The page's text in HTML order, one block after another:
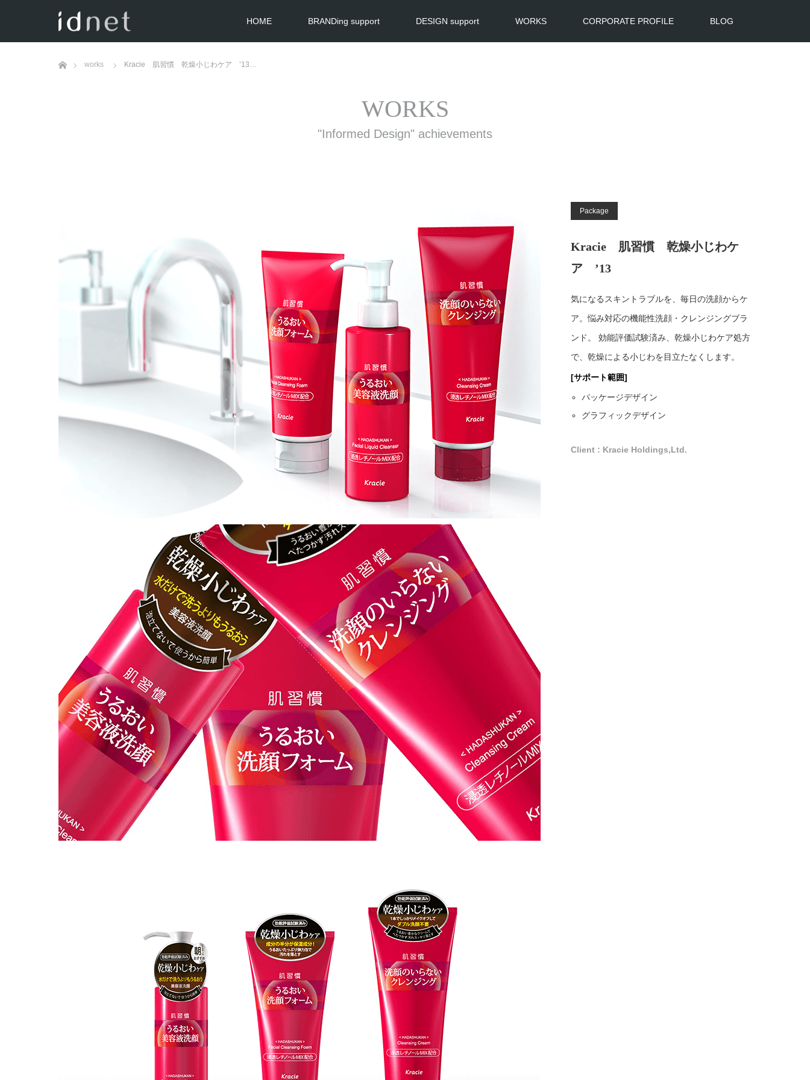
HOME BRANDing support DESIGN support WORKS CORPORATE PROFILE BLOG
works Kracie 肌習慣 乾燥小じわケア ’13…
WORKS
"Informed Design" achievements
Package
Kracie 肌習慣 乾燥小じわケ
ア ’13
気になるスキントラブルを、毎日の洗顔からケ
ア。悩み対応の機能性洗顔・クレンジングブラ
ンド。 効能評価試験済み、乾燥小じわケア処方
で、乾燥による小じわを目立たなくします。
[サポート範囲]
パッケージデザイン
グラフィックデザイン
Client : Kracie Holdings,Ltd.